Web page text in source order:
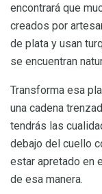
encontrará que
creados por
de plata y usan
se encuentran
Transforma esa
una cadena
tendrás las
debajo del cuello
estar apretado en
de esa manera.